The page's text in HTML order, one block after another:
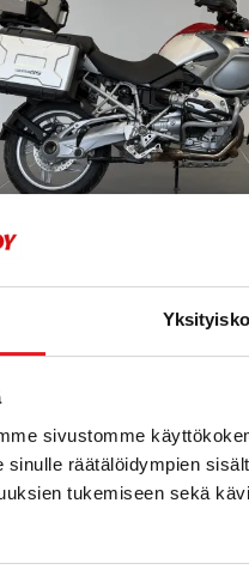
sivustomme
räätälöidympien
tukemiseen sekä
- A-kortti - Vähän ajettu
, Manuaali, Bensiini, 40 000 km
€ / kk